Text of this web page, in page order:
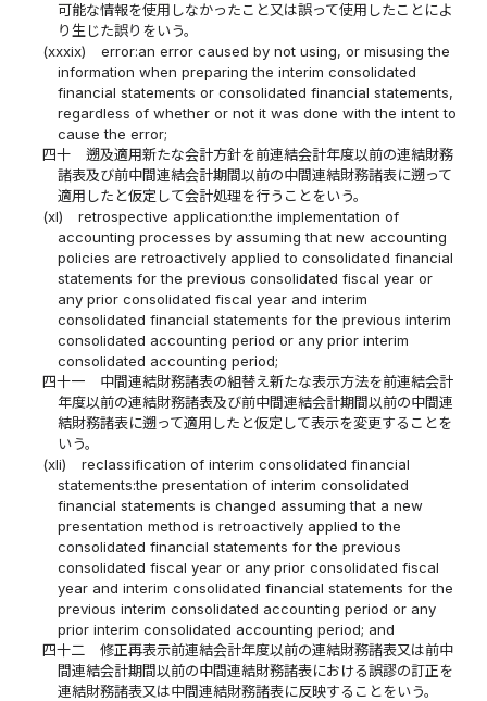
可能な情報を使用しなかったこと又は誤って使用したことによ
り生じた誤りをいう。
(xxxix)
error:an error caused by not using, or misusing the
information when preparing the interim consolidated
financial statements or consolidated financial statements,
regardless of whether or not it was done with the intent to
cause the error;
四十
遡及適用新たな会計方針を前連結会計年度以前の連結財務
諸表及び前中間連結会計期間以前の中間連結財務諸表に遡って
適用したと仮定して会計処理を行うことをいう。
(xl)
retrospective application:the implementation of
accounting processes by assuming that new accounting
policies are retroactively applied to consolidated financial
statements for the previous consolidated fiscal year or
any prior consolidated fiscal year and interim
consolidated financial statements for the previous interim
consolidated accounting period or any prior interim
consolidated accounting period;
四十一
中間連結財務諸表の組替え新たな表示方法を前連結会計
年度以前の連結財務諸表及び前中間連結会計期間以前の中間連
結財務諸表に遡って適用したと仮定して表示を変更することを
いう。
(xli)
reclassification of interim consolidated financial
statements:the presentation of interim consolidated
financial statements is changed assuming that a new
presentation method is retroactively applied to the
consolidated financial statements for the previous
consolidated fiscal year or any prior consolidated fiscal
year and interim consolidated financial statements for the
previous interim consolidated accounting period or any
prior interim consolidated accounting period; and
四十二
修正再表示前連結会計年度以前の連結財務諸表又は前中
間連結会計期間以前の中間連結財務諸表における誤謬の訂正を
連結財務諸表又は中間連結財務諸表に反映することをいう。